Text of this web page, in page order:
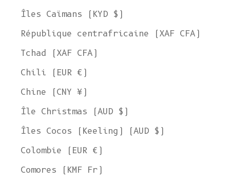
Îles Caïmans (KYD $)
République centrafricaine (XAF CFA)
Tchad (XAF CFA)
Chili (EUR €)
Chine (CNY ¥)
Île Christmas (AUD $)
Îles Cocos (Keeling) (AUD $)
Colombie (EUR €)
Comores (KMF Fr)